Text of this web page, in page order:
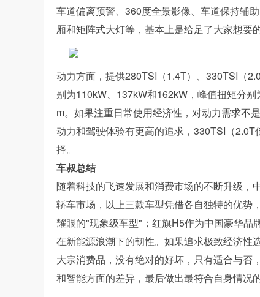
车道偏离预警、360度全景影像、车道保持辅
厢和矩阵式大灯等，基本上是给足了大家想要的
动力方面，提供280TSI（1.4T）、330TSI（
别为110kW、137kW和162kW，峰值扭矩分别
m。如果注重日常使用经济性，对动力需求不
动力和驾驶体验有更高的追求，330TSI（
择。
车叔总结
随着科技的飞速发展和消费市场的不断升级，
轿车市场，以上三款车型凭借各自独特的优势
耀眼的"现象级车型"；红旗H5作为中国豪华品
在新能源浪潮下的韧性。如果追求极致经济性
大宗消费品，没有绝对的好坏，只有适合与否
和智能方面的差异，最后做出最符合自身情况的